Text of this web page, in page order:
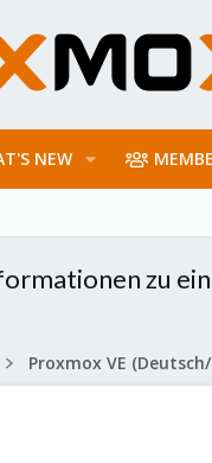
NEW
zu
Proxmox VE